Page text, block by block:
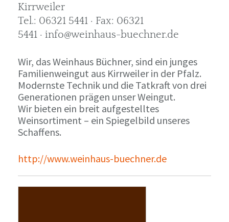
Kirrweiler
Tel.: 06321 5441 · Fax: 06321
5441 · info@weinhaus-buechner.de
Wir, das Weinhaus Büchner, sind ein junges
Familienweingut aus Kirrweiler in der Pfalz.
Modernste Technik und die Tatkraft von drei
Generationen prägen unser Weingut.
Wir bieten ein breit aufgestelltes
Weinsortiment – ein Spiegelbild unseres
Schaffens.
http://www.weinhaus-buechner.de